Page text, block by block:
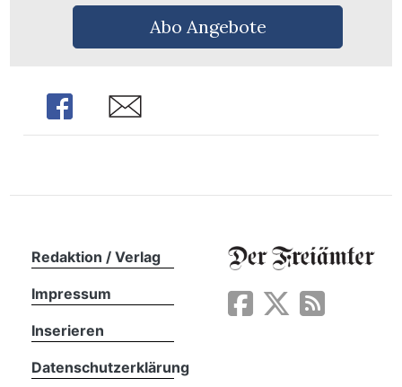
Abo Angebote
Share Share
Redaktion / Verlag
Impressum
Inserieren
Datenschutzerklärung